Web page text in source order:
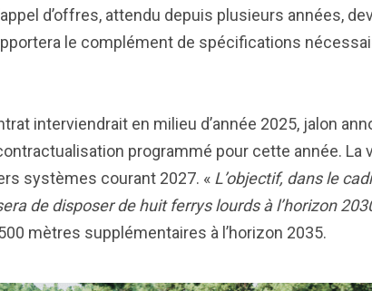
d’offres, attendu depuis plusieurs années,
le complément de spécifications
interviendrait en milieu d’année 2025, jalon
programmé pour cette année.
systèmes courant 2027. « L’objectif, dans le
de disposer de huit ferrys lourds à l’horizon
mètres supplémentaires à l’horizon 2035.